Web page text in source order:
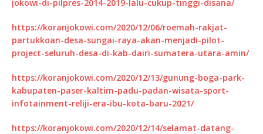
jokowi-di-pilpres-2014-2019-lalu-cukup-tinggi-disana/
https://koranjokowi.com/2020/12/06/roemah-rakjat-
partukkoan-desa-sungai-raya-akan-menjadi-pilot-
project-seluruh-desa-di-kab-dairi-sumatera-utara-amin/
https://koranjokowi.com/2020/12/13/gunung-boga-park-
kabupaten-paser-kaltim-padu-padan-wisata-sport-
infotainment-reliji-era-ibu-kota-baru-2021/
https://koranjokowi.com/2020/12/14/selamat-datang-